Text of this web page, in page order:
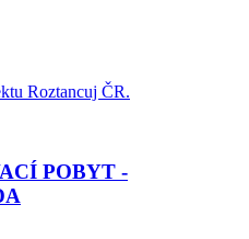
Roztancuj ČR.
POBYT -